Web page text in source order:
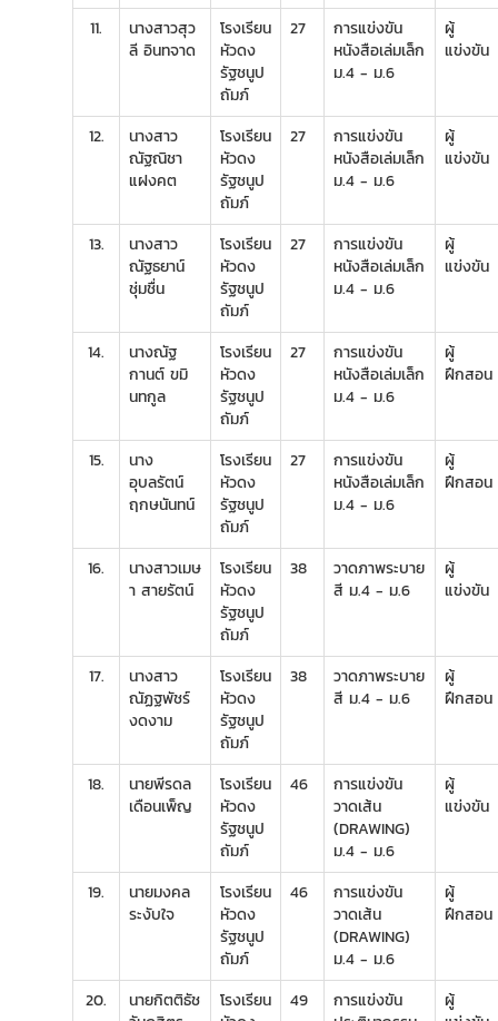
11.
นางสาวสุว
ลี อินทจาด
โรงเรียน
หัวดง
รัฐชนูป
ถัมภ์
27
การแข่งขัน
หนังสือเล่มเล็ก
ม.4 - ม.6
ผู้
แข่งขัน
12.
นางสาว
ณัฐณิชา
แฝงคต
โรงเรียน
หัวดง
รัฐชนูป
ถัมภ์
27
การแข่งขัน
หนังสือเล่มเล็ก
ม.4 - ม.6
ผู้
แข่งขัน
13.
นางสาว
ณัฐธยาน์
ชุ่มชื่น
โรงเรียน
หัวดง
รัฐชนูป
ถัมภ์
27
การแข่งขัน
หนังสือเล่มเล็ก
ม.4 - ม.6
ผู้
แข่งขัน
14.
นางณัฐ
กานต์ ขมิ
นทกูล
โรงเรียน
หัวดง
รัฐชนูป
ถัมภ์
27
การแข่งขัน
หนังสือเล่มเล็ก
ม.4 - ม.6
ผู้
ฝึกสอน
15.
นาง
อุบลรัตน์
ฤกษนันทน์
โรงเรียน
หัวดง
รัฐชนูป
ถัมภ์
27
การแข่งขัน
หนังสือเล่มเล็ก
ม.4 - ม.6
ผู้
ฝึกสอน
16.
นางสาวเมษ
า สายรัตน์
โรงเรียน
หัวดง
รัฐชนูป
ถัมภ์
38
วาดภาพระบาย
สี ม.4 - ม.6
ผู้
แข่งขัน
17.
นางสาว
ณัฏฐพัชร์
งดงาม
โรงเรียน
หัวดง
รัฐชนูป
ถัมภ์
38
วาดภาพระบาย
สี ม.4 - ม.6
ผู้
ฝึกสอน
18.
นายพีรดล
เดือนเพ็ญ
โรงเรียน
หัวดง
รัฐชนูป
ถัมภ์
46
การแข่งขัน
วาดเส้น
(DRAWING)
ม.4 - ม.6
ผู้
แข่งขัน
19.
นายมงคล
ระงับใจ
โรงเรียน
หัวดง
รัฐชนูป
ถัมภ์
46
การแข่งขัน
วาดเส้น
(DRAWING)
ม.4 - ม.6
ผู้
ฝึกสอน
20.
นายกิตติธัช
โรงเรียน
49
การแข่งขัน
ผู้